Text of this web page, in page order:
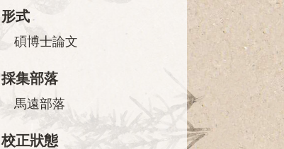
形式
碩博士論文
採集部落
馬遠部落
校正狀態